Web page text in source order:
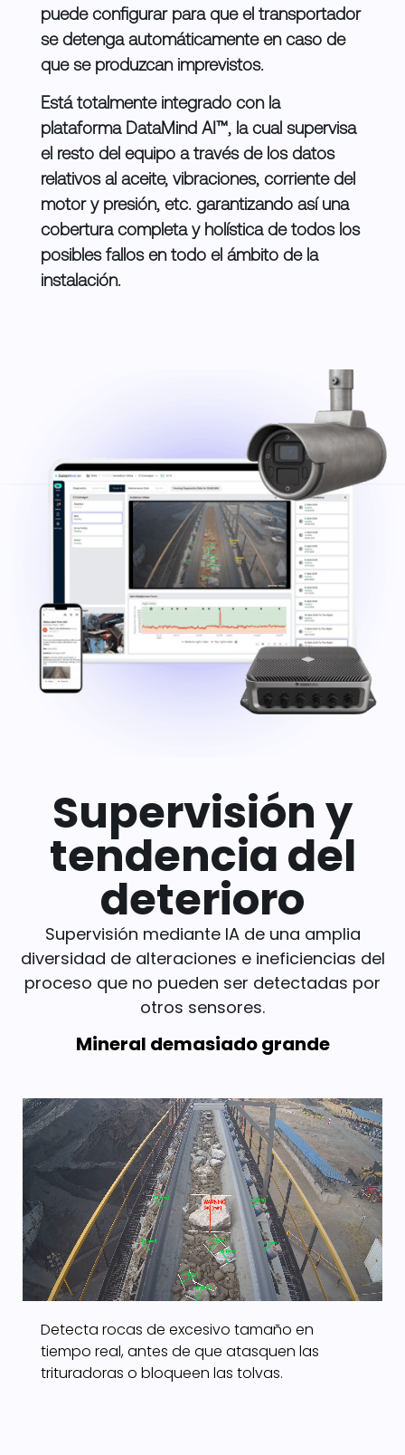
puede configurar para que el transportador
se detenga automáticamente en caso de
que se produzcan imprevistos.
Está totalmente integrado con la
plataforma DataMind AI™, la cual supervisa
el resto del equipo a través de los datos
relativos al aceite, vibraciones, corriente del
motor y presión, etc. garantizando así una
cobertura completa y holística de todos los
posibles fallos en todo el ámbito de la
instalación.
Supervisión y
tendencia del
deterioro
Supervisión mediante IA de una amplia
diversidad de alteraciones e ineficiencias del
proceso que no pueden ser detectadas por
otros sensores.
Mineral demasiado grande
Detecta rocas de excesivo tamaño en
tiempo real, antes de que atasquen las
trituradoras o bloqueen las tolvas.